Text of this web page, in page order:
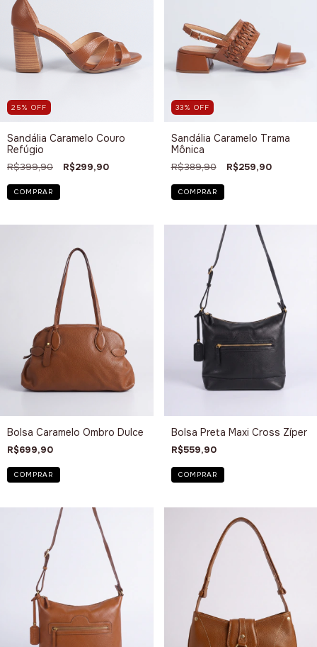
25% OFF
Sandália Caramelo Couro
Refúgio
R$399,90 R$299,90
COMPRAR
33% OFF
Sandália Caramelo Trama
Mônica
R$389,90 R$259,90
COMPRAR
Bolsa Caramelo Ombro Dulce
R$699,90
COMPRAR
Bolsa Preta Maxi Cross Zíper
R$559,90
COMPRAR